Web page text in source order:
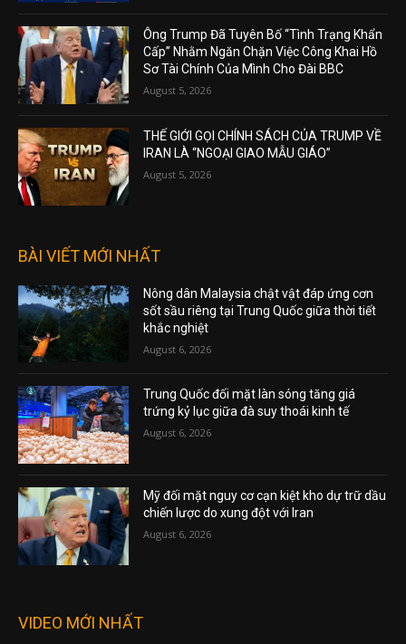
Ông Trump Đã Tuyên Bố “Tình Trạng Khẩn
Cấp” Nhằm Ngăn Chặn Việc Công Khai Hồ
Sơ Tài Chính Của Mình Cho Đài BBC
August 5, 2026
THẾ GIỚI GỌI CHÍNH SÁCH CỦA TRUMP VỀ
IRAN LÀ “NGOẠI GIAO MẪU GIÁO”
August 5, 2026
BÀI VIẾT MỚI NHẤT
Nông dân Malaysia chật vật đáp ứng cơn
sốt sầu riêng tại Trung Quốc giữa thời tiết
khắc nghiệt
August 6, 2026
Trung Quốc đối mặt làn sóng tăng giá
trứng kỷ lục giữa đà suy thoái kinh tế
August 6, 2026
Mỹ đối mặt nguy cơ cạn kiệt kho dự trữ dầu
chiến lược do xung đột với Iran
August 6, 2026
VIDEO MỚI NHẤT